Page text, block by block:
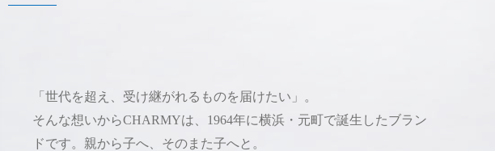
「世代を超え、受け継がれるものを届けたい」。
そんな想いからCHARMYは、 1964年に横浜・元町で誕生したブラン
ドです。 親から子へ、そのまた子へと。